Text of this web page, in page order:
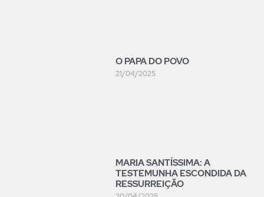
O PAPA DO POVO
21/04/2025
MARIA SANTÍSSIMA: A
TESTEMUNHA ESCONDIDA DA
RESSURREIÇÃO